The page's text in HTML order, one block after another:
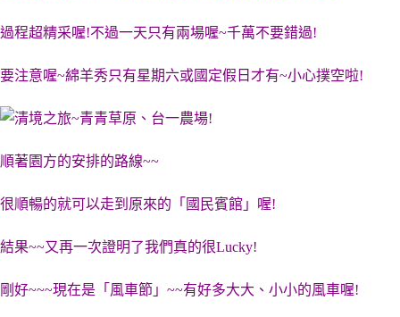
過程超精采喔!不過一天只有兩場喔~千萬不要錯過!
要注意喔~綿羊秀只有星期六或國定假日才有~小心撲空啦!
順著園方的安排的路線~~
很順暢的就可以走到原來的「國民賓館」喔!
結果~~又再一次證明了我們真的很Lucky!
剛好~~~現在是「風車節」~~有好多大大、小小的風車喔!